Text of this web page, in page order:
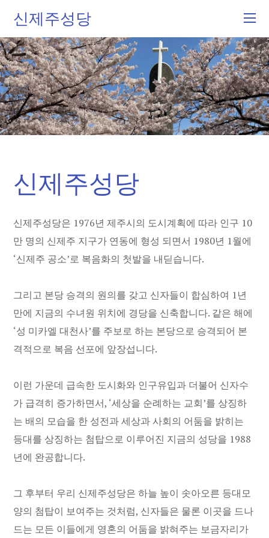
신제주성당
신제주성당
신제주성당은 1976년 제주시의 도시계획에 따라 인구 10
만 명의 신제주 지구가 연동에 형성 되면서 1980년 1월에
‘신제주 공소’로 복음화의 첫발을 내딛습니다.
그리고 본당 승격의 원의를 갖고 신자들이 합심하여 1년
만에 지금의 수녀원 위치에 경당을 신축합니다. 같은 해에
‘성 미카엘 대천사’를 주보로 하는 본당으로 승격되어 본
격적으로 복음 선포에 앞장섭니다.
이런 가운데 급속한 도시화와 인구유입과 더불어 신자수
가 급격히 증가하면서, ‘세상을 순례하는 교회’를 상징하
는 배의 모습을 한 성전과 세상과 사회의 어둠을 밝히는
등대를 상징하는 첨탑으로 이루어진 지금의 성당을 1988
년에 완공합니다.
그 후부터 우리 신제주성당은 하늘 높이 솟아오른 등대모
양의 첨탑이 보여주는 것처럼, 신자들은 물론 이곳을 드나
드는 모든 이들에게 영혼의 어둠을 밝혀주는 보금자리가